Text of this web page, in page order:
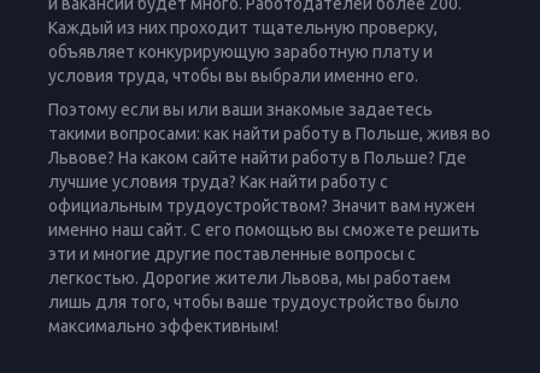
Каждый из них проходит тщательную проверку,
объявляет конкурирующую заработную плату и
условия труда, чтобы вы выбрали именно его.
Поэтому если вы или ваши знакомые задаетесь
такими вопросами: как найти работу в Польше, живя во
Львове? На каком сайте найти работу в Польше? Где
лучшие условия труда? Как найти работу с
официальным трудоустройством? Значит вам нужен
именно наш сайт. С его помощью вы сможете решить
эти и многие другие поставленные вопросы с
легкостью. Дорогие жители Львова, мы работаем
лишь для того, чтобы ваше трудоустройство было
максимально эффективным!